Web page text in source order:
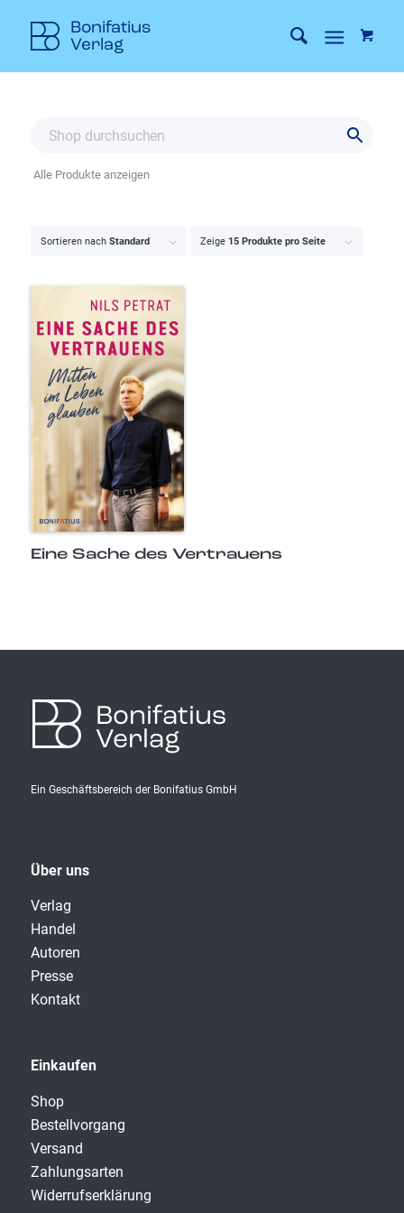
Sortieren nach Standard Zeige 15 Produkte pro Seite
Eine Sache des Vertrauens
Alle Produkte anzeigen
Bonifatius
Verlag
Ein Geschäftsbereich der Bonifatius GmbH
Über uns
Verlag
Handel
Autoren
Presse
Kontakt
Einkaufen
Shop
Bestellvorgang
Versand
Zahlungsarten
Widerrufserklärung